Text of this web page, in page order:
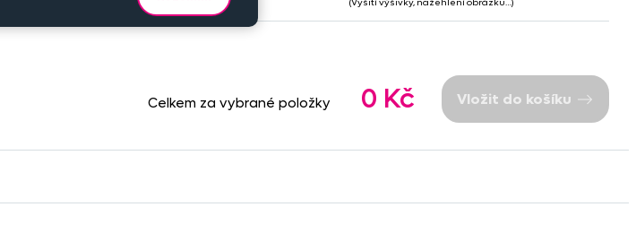
Celkem za vybrané položky 0 Kč Vložit do košíku